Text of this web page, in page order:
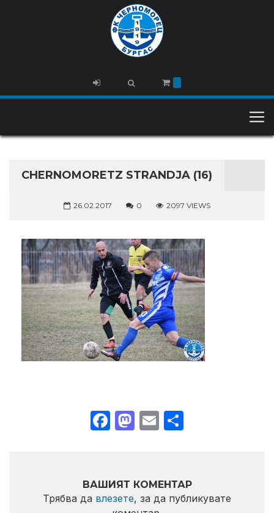
CHERNOMORETZ STRANDJA (16)
26.02.2017 0 2097 VIEWS
Facebook
Mastodon
Email
ВАШИЯТ КОМЕНТАР
Трябва да влезете, за да публикувате